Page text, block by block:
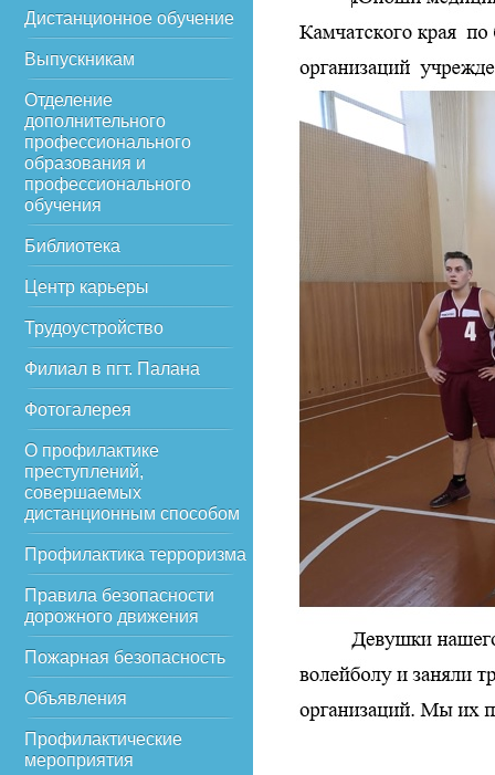
Дистанционное обучение
Выпускникам
Отделение
дополнительного
профессионального
образования и
профессионального
обучения
Библиотека
Центр карьеры
Трудоустройство
Филиал в пгт. Палана
Фотогалерея
О профилактике
преступлений,
совершаемых
дистанционным способом
Профилактика терроризма
Правила безопасности
дорожного движения
Пожарная безопасность
Объявления
Профилактические
мероприятия